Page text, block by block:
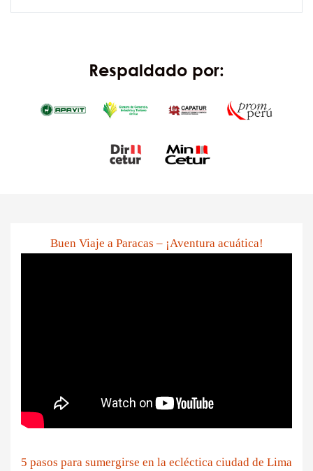
Respaldado por:
Buen Viaje a Paracas – ¡Aventura acuática!
5 pasos para sumergirse en la ecléctica ciudad de Lima